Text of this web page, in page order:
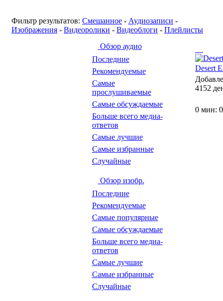
Фильтр результатов: Смешанное - Аудиозаписи -
Изображения - Видеоролики - Видеоблоги - Плейлисты
Обзор аудио
Последние
Рекомендуемые
Самые
прослушиваемые
Самые обсуждаемые
Больше всего медиа-
ответов
Самые лучшие
Самые избранные
Случайные
Обзор изобр.
Последние
Рекомендуемые
Самые популярные
Самые обсуждаемые
Больше всего медиа-
ответов
Самые лучшие
Самые избранные
Случайные
Desert
4152
0 мин: